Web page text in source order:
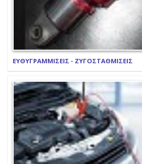
ΕΥΘΥΓΡΑΜΜΙΣΕΙΣ - ΖΥΓΟΣΤΑΘΜΙΣΕΙΣ